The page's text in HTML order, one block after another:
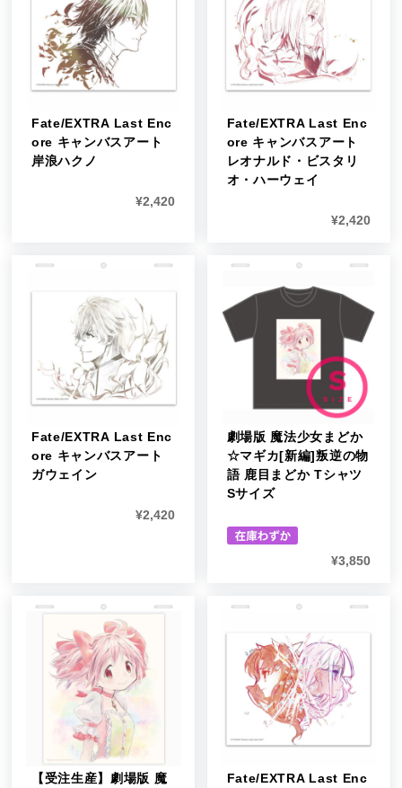
Fate/EXTRA Last Enc
ore キャンバスアート
岸浪ハクノ
¥2,420
Fate/EXTRA Last Enc
ore キャンバスアート
レオナルド・ビスタリ
オ・ハーウェイ
¥2,420
Fate/EXTRA Last Enc
ore キャンバスアート
ガウェイン
¥2,420
劇場版 魔法少女まどか
☆マギカ[新編]叛逆の物
語 鹿目まどか Tシャツ
Sサイズ
¥3,850
【受注生産】劇場版 魔
Fate/EXTRA Last Enc